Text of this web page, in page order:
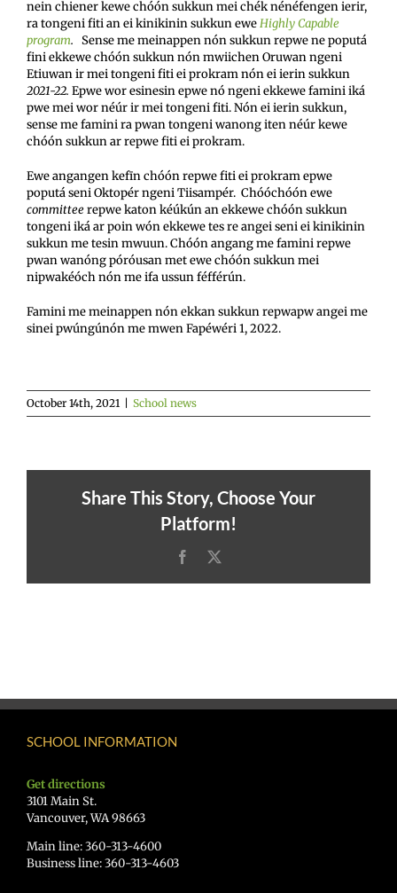
nein chiener kewe chóón sukkun mei chék nénéfengen ierir,
ra tongeni fiti an ei kinikinin sukkun eweHighly Capable
program. Sense me meinappen nón sukkun repwe ne poputá
fini ekkewe chóón sukkun nón mwiichen Oruwan ngeni
Etiuwan ir mei tongeni fiti ei prokram nón ei ierin sukkun
2021-22. Epwe wor esinesin epwe nó ngeni ekkewe famini iká
pwe mei wor néúr ir mei tongeni fiti. Nón ei ierin sukkun,
sense me famini ra pwan tongeni wanong iten néúr kewe
chóón sukkun ar repwe fiti ei prokram.
Ewe angangen kefīn chóón repwe fiti ei prokram epwe
poputá seni Oktopér ngeni Tiisampér. Chóóchóón ewe
committeerepwe katon kéúkún an ekkewe chóón sukkun
tongeni iká ar poin wón ekkewe tes re angei seni ei kinikinin
sukkun me tesin mwuun. Chóón angang me famini repwe
pwan wanóng póróusan met ewe chóón sukkun mei
nipwakéóch nón me ifa ussun féfférún.
Famini me meinappen nón ekkan sukkun repwapw angei me
sinei pwúngúnón me mwen Fapéwéri 1, 2022.
October 14th, 2021 | School news
Share This Story, Choose Your
Platform!
Facebook
SCHOOL INFORMATION
Get directions
3101 Main St.
Vancouver, WA 98663
Main line: 360-313-4600
Business line: 360-313-4603